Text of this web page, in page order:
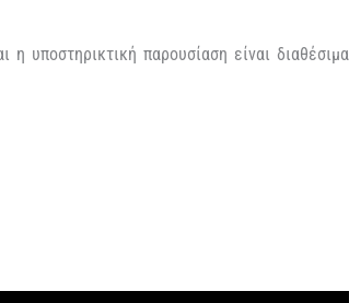
υποστηρικτική παρουσίαση είναι διαθέσιμα